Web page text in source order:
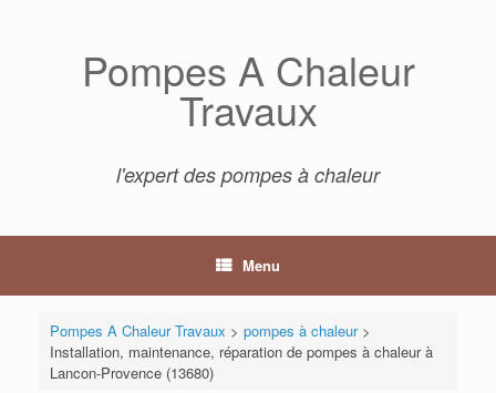
Pompes A Chaleur
Travaux
l'expert des pompes à chaleur
Menu
Pompes A Chaleur Travaux > pompes à chaleur>
Installation, maintenance, réparation de pompes à chaleur à
Lancon-Provence (13680)